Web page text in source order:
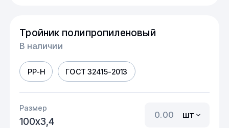
Тройник полипропиленовый
В наличии
PP-H ГОСТ 32415-2013
Размер
100х3,4
шт